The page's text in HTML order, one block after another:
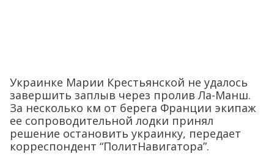
Украинке Марии Крестьянской не удалось
завершить заплыв через пролив Ла-Манш.
За несколько км от берега Франции экипаж
ее сопроводительной лодки принял
решение остановить украинку, передает
корреспондент “ПолитНавигатора”.